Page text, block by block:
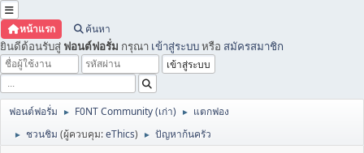
หน้าแรก ค้นหา
ยินดีต้อนรับสู่ ฟอนต์ฟอรั่ม กรุณา เข้าสู่ระบบหรือ สมัครสมาชิก
ฟอนต์ฟอรั่ม ► F0NT Community (เก่า) ► แตกฟอง
► ชวนชิม (ผู้ควบคุม:eThics) ► ปัญหาก้นครัว